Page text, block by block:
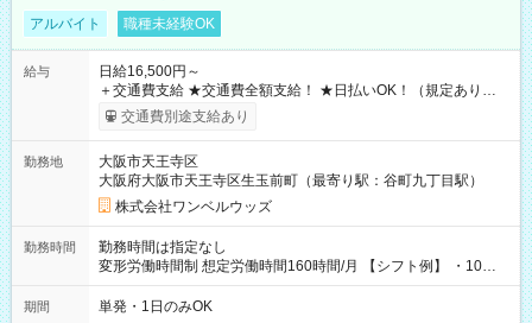
アルバイト 職種未経験OK
給与
日給16,500円～
＋交通費支給 ★交通費全額支給！ ★日払いOK！（規定あり） ┗
働いたその日に現金GET♪ お仕事後はコンビニATMから 日払
交通費別途支給あり
勤務地
大阪市天王寺区
大阪府大阪市天王寺区生玉前町（最寄り駅：谷町九丁目駅）
株式会社ワンベルウッズ
勤務時間
勤務時間は指定なし
変形労働時間制 想定労働時間160時間/月 【シフト例】 ・10：
00～20：00
期間 単発・1日のみOK